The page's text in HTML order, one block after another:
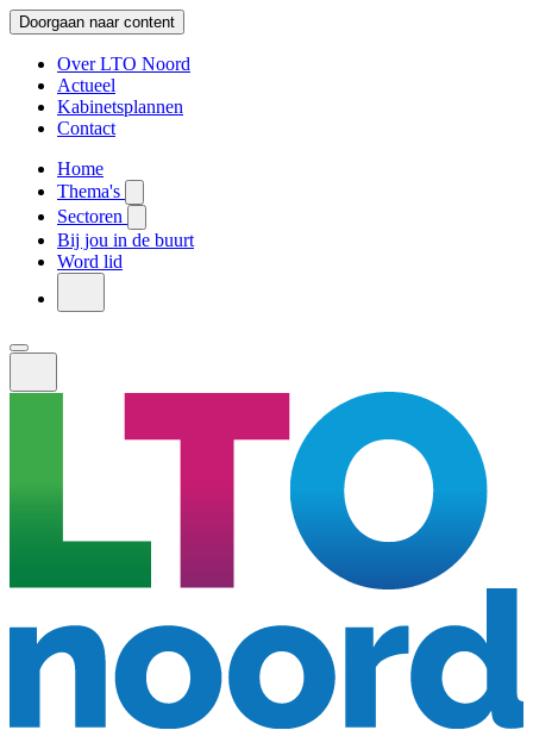
Doorgaan naar content
Over LTO Noord
Actueel
Kabinetsplannen
Contact
Home
Thema's
Sectoren
Bij jou in de buurt
Word lid